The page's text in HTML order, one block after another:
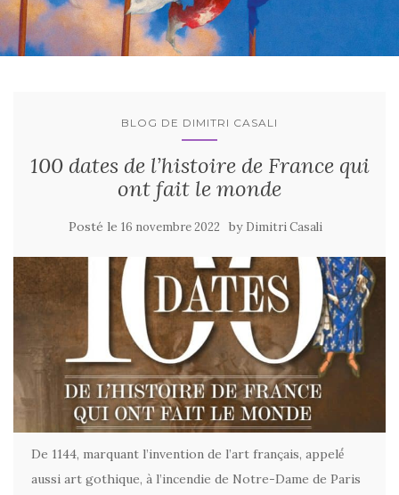
BLOG DE DIMITRI CASALI
100 dates de l’histoire de France qui
ont fait le monde
Posté le 16 novembre 2022 by Dimitri Casali
De 1144, marquant l’invention de l’art français, appelé́
aussi art gothique, à l’incendie de Notre-Dame de Paris